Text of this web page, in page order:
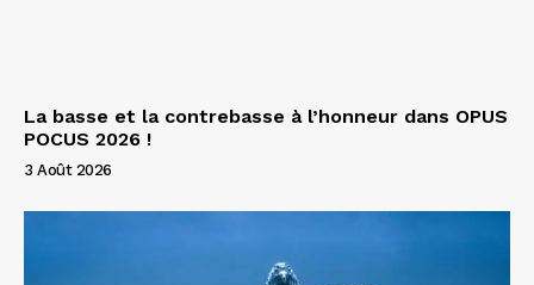
La basse et la contrebasse à l’honneur dans OPUS
POCUS 2026 !
3 Août 2026